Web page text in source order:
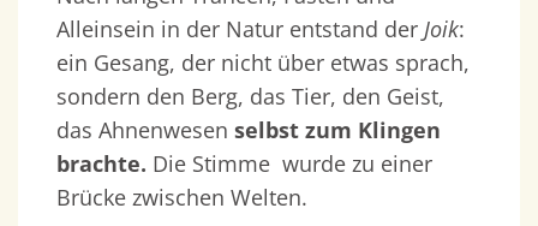
Alleinsein in der Natur entstand der Joik:
ein Gesang, der nicht über etwas sprach,
sondern den Berg, das Tier, den Geist,
das Ahnenwesen selbst zum Klingen
brachte. Die Stimme wurde zu einer
Brücke zwischen Welten.